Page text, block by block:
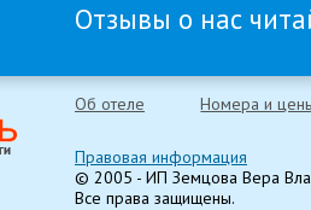
Отзывы о нас
Об отеле Номера и
Правовая информация
© 2005 - ИП Земцова Вера
Все права защищены.